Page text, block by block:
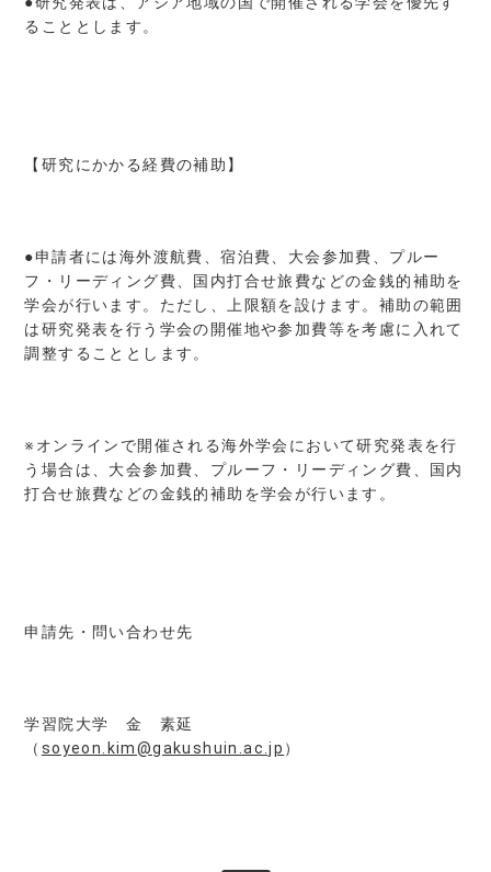
ることとします。
【研究にかかる経費の補助】
●申請者には海外渡航費、宿泊費、大会参加費、プルー
フ・リーディング費、国内打合せ旅費などの金銭的補助を
学会が行います。ただし、上限額を設けます。補助の範囲
は研究発表を行う学会の開催地や参加費等を考慮に入れて
調整することとします。
※オンラインで開催される海外学会において研究発表を行
う場合は、大会参加費、プルーフ・リーディング費、国内
打合せ旅費などの金銭的補助を学会が行います。
申請先・問い合わせ先
学習院大学 金 素延
（ soyeon.kim@gakushuin.ac.jp ）